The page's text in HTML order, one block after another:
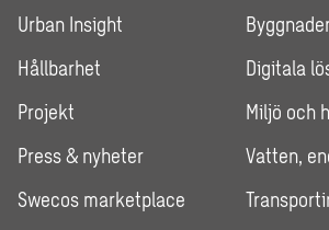
Urban Insight
Hållbarhet
Projekt
Press & nyheter
Swecos marketplace
Digitala
Miljö och
Vatten,